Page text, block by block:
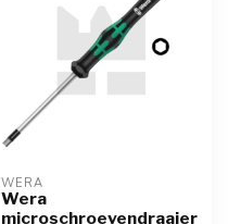
WERA
Wera
microschroevendraaier